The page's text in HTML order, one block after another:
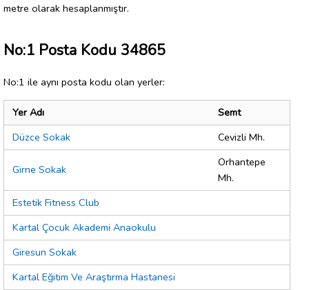
metre olarak hesaplanmıştır.
No:1 Posta Kodu 34865
No:1 ile aynı posta kodu olan yerler:
Yer Adı
Semt
Düzce Sokak
Cevizli Mh.
Girne Sokak
Orhantepe
Mh.
Estetik Fitness Club
Kartal Çocuk Akademi Anaokulu
Giresun Sokak
Kartal Eğitim Ve Araştırma Hastanesi